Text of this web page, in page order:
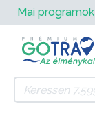
Mai programok